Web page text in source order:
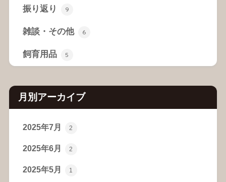
振り返り 9
雑談・その他 6
飼育用品 5
月別アーカイブ
2025年7月 2
2025年6月 2
2025年5月 1